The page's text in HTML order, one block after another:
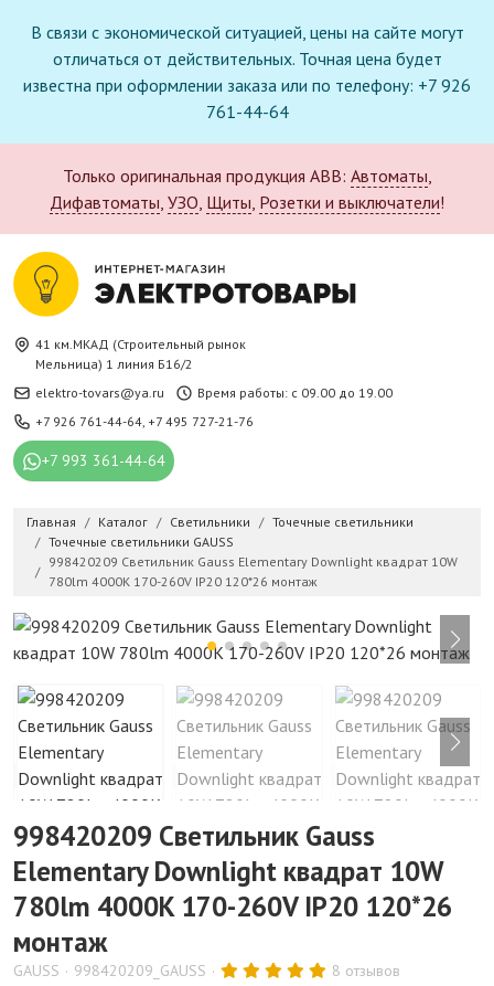
В связи с экономической ситуацией, цены на сайте могут
отличаться от действительных. Точная цена будет
известна при оформлении заказа или по телефону: +7 926
761-44-64
Только оригинальная продукция ABB: Автоматы,
Дифавтоматы, УЗО, Щиты, Розетки и выключатели!
41 км.МКАД (Строительный рынок
Мельница) 1 линия Б16/2
elektro-tovars@ya.ru
Время работы: с 09.00 до 19.00
+7 926 761-44-64, +7 495 727-21-76
+7 993 361-44-64
Главная Каталог Светильники
Точечные светильники
Точечные светильники GAUSS
998420209 Светильник Gauss Elementary Downlight квадрат 10W
780lm 4000K 170-260V IP20 120*26 монтаж
998420209 Светильник Gauss
Elementary Downlight квадрат 10W
780lm 4000K 170-260V IP20 120*26
монтаж
GAUSS 998420209_GAUSS 8 отзывов